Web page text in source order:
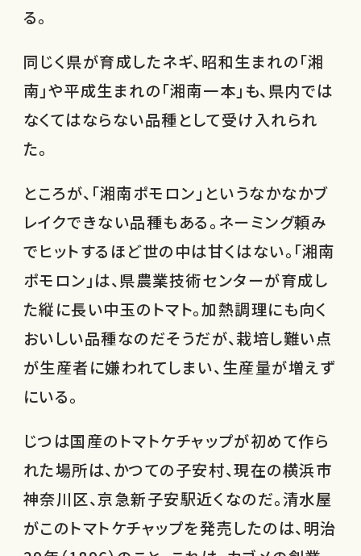
る。
同じく県が育成したネギ、昭和生まれの「湘
南」や平成生まれの「湘南一本」も、県内では
なくてはならない品種として受け入れられ
た。
ところが、「湘南ポモロン」というなかなかブ
レイクできない品種もある。ネーミング頼み
でヒットするほど世の中は甘くはない。「湘南
ポモロン」は、県農業技術センターが育成し
た縦に長い中玉のトマト。加熱調理にも向く
おいしい品種なのだそうだが、栽培し難い点
が生産者に嫌われてしまい、生産量が増えず
にいる。
じつは国産のトマトケチャップが初めて作ら
れた場所は、かつての子安村、現在の横浜市
神奈川区、京急新子安駅近くなのだ。清水屋
がこのトマトケチャップを発売したのは、明治